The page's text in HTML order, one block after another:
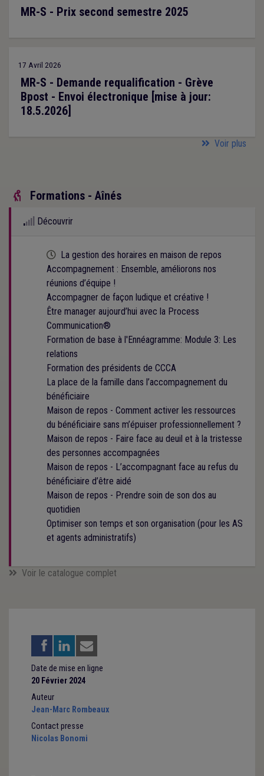
MR-S - Prix second semestre 2025
17 Avril 2026
MR-S - Demande requalification - Grève
Bpost - Envoi électronique [mise à jour:
18.5.2026]
Voir plus
 Formations - Aînés
Découvrir
Cette formation est programmée
La gestion des horaires en maison de repos
Accompagnement : Ensemble, améliorons nos
réunions d’équipe !
Accompagner de façon ludique et créative !
Être manager aujourd’hui avec la Process
Communication®
Formation de base à l'Ennéagramme: Module 3: Les
relations
Formation des présidents de CCCA
La place de la famille dans l’accompagnement du
bénéficiaire
Maison de repos - Comment activer les ressources
du bénéficiaire sans m’épuiser professionnellement ?
Maison de repos - Faire face au deuil et à la tristesse
des personnes accompagnées
Maison de repos - L’accompagnant face au refus du
bénéficiaire d’être aidé
Maison de repos - Prendre soin de son dos au
quotidien
Optimiser son temps et son organisation (pour les AS
et agents administratifs)
Voir le catalogue complet
Date de mise en ligne
20 Février 2024
Auteur
Jean-Marc Rombeaux
Contact presse
Nicolas Bonomi